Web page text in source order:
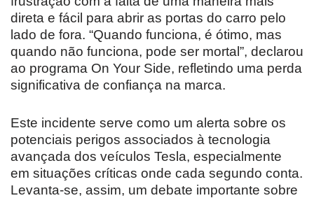
direta e fácil para abrir as portas do carro pelo
lado de fora. “Quando funciona, é ótimo, mas
quando não funciona, pode ser mortal”, declarou
ao programa On Your Side, refletindo uma perda
significativa de confiança na marca.
Este incidente serve como um alerta sobre os
potenciais perigos associados à tecnologia
avançada dos veículos Tesla, especialmente
em situações críticas onde cada segundo conta.
Levanta-se, assim, um debate importante sobre